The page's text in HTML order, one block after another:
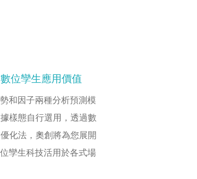
位孿生應用價值
和因子兩種分析預測模
樣態自行選用，透過數
化法，奧創將為您展開
孿生科技活用於各式場